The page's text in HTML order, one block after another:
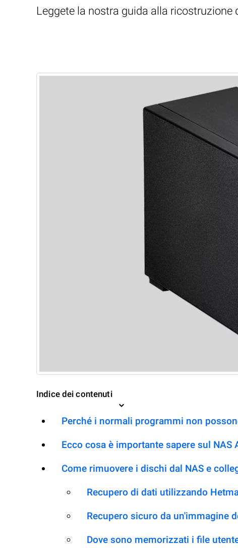
Leggete la nostra guida alla ricostruzione
Indice dei contenuti
Perché i normali programmi non
Ecco cosa è importante sapere sul NAS
Come rimuovere i dischi dal NAS e
Recupero di dati utilizzando
Recupero sicuro da un'immagine
Dove sono memorizzati i file